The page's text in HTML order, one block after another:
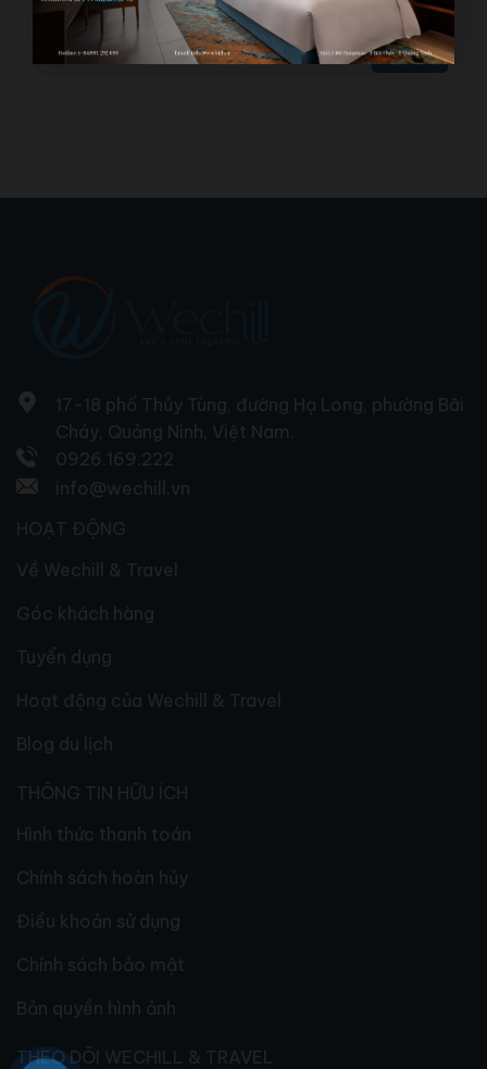
Hoặc gửi yêu cầu tư vấn
17-18 phố Thủy Tùng, đường Hạ Long, phường Bãi
Cháy, Quảng Ninh, Việt Nam.
0926.169.222
info@wechill.vn
HOẠT ĐỘNG
Về Wechill & Travel
Góc khách hàng
Tuyển dụng
Hoạt động của Wechill & Travel
Blog du lịch
THÔNG TIN HỮU ÍCH
Hình thức thanh toán
Chính sách hoàn hủy
Điều khoản sử dụng
Chính sách bảo mật
Bản quyền hình ảnh
THEO DÕI WECHILL & TRAVEL